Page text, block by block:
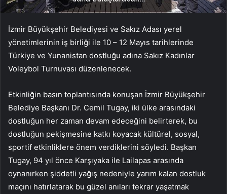
İzmir Büyükşehir Belediyesi ve Sakız Adası yerel
yönetimlerinin iş birliği ile 10 – 12 Mayıs tarihlerinde
Türkiye ve Yunanistan dostluğu adına Sakız Kadınlar
Voleybol Turnuvası düzenlenecek.
Etkinliğin basın toplantısında konuşan İzmir Büyükşehir
Belediye Başkanı Dr. Cemil Tugay, iki ülke arasındaki
dostluğun her zaman devam edeceğini belirterek, bu
dostluğun pekişmesine katkı koyacak kültürel, sosyal,
sportif etkinliklere önem verdiklerini söyledi. Başkan
Tugay, 94 yıl önce Karşıyaka ile Lailapas arasında
oynanırken şiddetli yağış nedeniyle yarım kalan dostluk
maçını hatırlatarak bu güzel anıları tekrar yaşatmak